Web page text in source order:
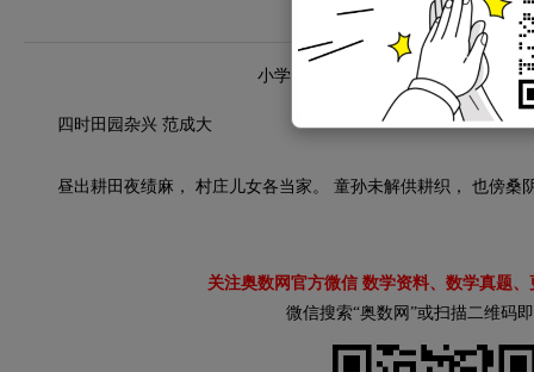
来源： 2018-09-25
小学1-6年级语文必背古诗文：《四
四时田园杂兴 范成大
昼出耕田夜绩麻， 村庄儿女各当家。 童孙未解供耕织， 也傍桑
关注奥数网官方微信 数学资料、数学真题
微信搜索“奥数网”或扫描二维码